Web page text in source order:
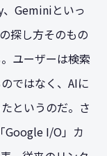
Geminiといっ
探し方そのもの
ユーザーは検索
ではなく、AIに
というのだ。さ
Google I/O」カ